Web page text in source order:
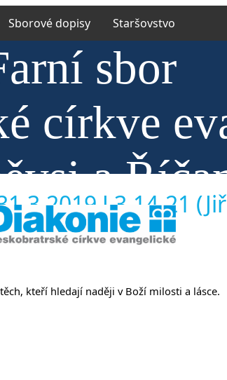
Sborové dopisy Staršovstvo
sbor
církve
a
J 3,14-21
kteří hledají naději v Boží milosti a lásce.